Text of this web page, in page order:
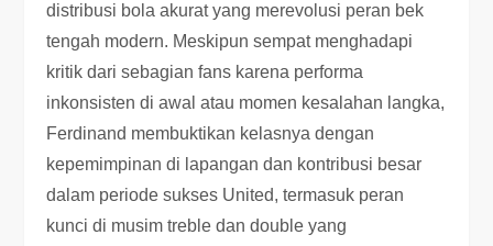
distribusi bola akurat yang merevolusi peran bek
tengah modern. Meskipun sempat menghadapi
kritik dari sebagian fans karena performa
inkonsisten di awal atau momen kesalahan langka,
Ferdinand membuktikan kelasnya dengan
kepemimpinan di lapangan dan kontribusi besar
dalam periode sukses United, termasuk peran
kunci di musim treble dan double yang